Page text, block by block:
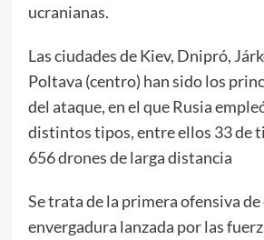
ucranianas.
Las ciudades de Kiev, Dnipró,
Poltava (centro) han sido los
del ataque, en el que Rusia
distintos tipos, entre ellos 33 de
656 drones de larga distancia
Se trata de la primera ofensiva de
envergadura lanzada por las